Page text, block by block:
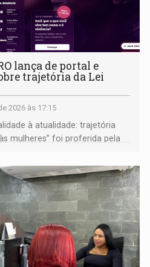
lança de portal e
trajetória da Lei
2026 às 17:15
à atualidade: trajetória
mulheres” foi proferida pela